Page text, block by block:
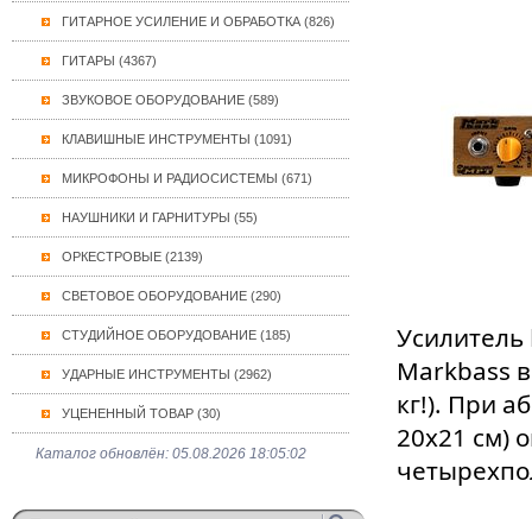
ГИТАРНОЕ УСИЛЕНИЕ И ОБРАБОТКА (826)
ГИТАРЫ (4367)
ЗВУКОВОЕ ОБОРУДОВАНИЕ (589)
КЛАВИШНЫЕ ИНСТРУМЕНТЫ (1091)
МИКРОФОНЫ И РАДИОСИСТЕМЫ (671)
НАУШНИКИ И ГАРНИТУРЫ (55)
ОРКЕСТРОВЫЕ (2139)
СВЕТОВОЕ ОБОРУДОВАНИЕ (290)
СТУДИЙНОЕ ОБОРУДОВАНИЕ (185)
УДАРНЫЕ ИНСТРУМЕНТЫ (2962)
УЦЕНЕННЫЙ ТОВАР (30)
Каталог обновлён: 05.08.2026 18:05:02
Усилитель
Markbass
кг!). При
20х21 см)